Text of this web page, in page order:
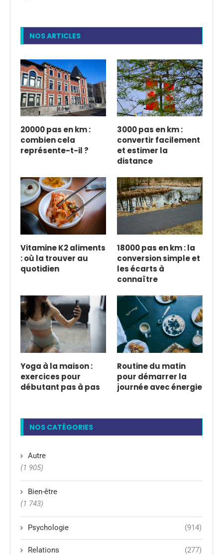
NOS ARTICLES
20000 pas en km :
combien cela
représente-t-il ?
3000 pas en km :
convertir facilement
et estimer la
distance
Vitamine K2 aliments
: où la trouver au
quotidien
18000 pas en km : la
conversion simple et
les écarts à
connaître
Yoga à la maison :
exercices pour
débutant pas à pas
Routine du matin
pour démarrer la
journée avec énergie
NOS CATÉGORIES
Autre
(1 905)
Bien-être
(1 743)
Psychologie (914)
Relations (277)